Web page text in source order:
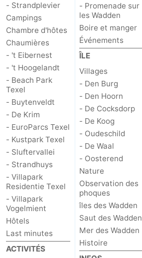
Vlieland
Hollande-
Septentrionale
-
Nature
Schoorlse
Duinen
-
Bergen
aan
Bergen
Egmond
aan
Zee
-
Noordhollands
duinreservaat
-
Wijk
aan
Zee
-
Nature
Zuid-
-
Amsterdam
-
- Strandplevier
Campings
Chambre d'hôtes
Chaumières
- 't Eibernest
- 't Hoogelandt
- Beach Park
Texel
- Buytenveldt
- De Krim
- EuroParcs Texel
- Kustpark Texel
- Sluftervallei
- Strandhuys
- Villapark
Residentie Texel
- Villapark
Vogelmient
Hôtels
Last minutes
ACTIVITÉS
- Promenade sur
les Wadden
Boire et manger
Événements
ÎLE
Villages
- Den Burg
- Den Hoorn
- De Cocksdorp
- De Koog
- Oudeschild
- De Waal
- Oosterend
Nature
Observation des
phoques
îles des Wadden
Saut des Wadden
Mer des Wadden
Histoire